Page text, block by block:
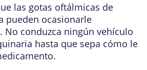
las gotas oftálmicas de
pueden ocasionarle
No conduzca ningún vehículo
hasta que sepa cómo le